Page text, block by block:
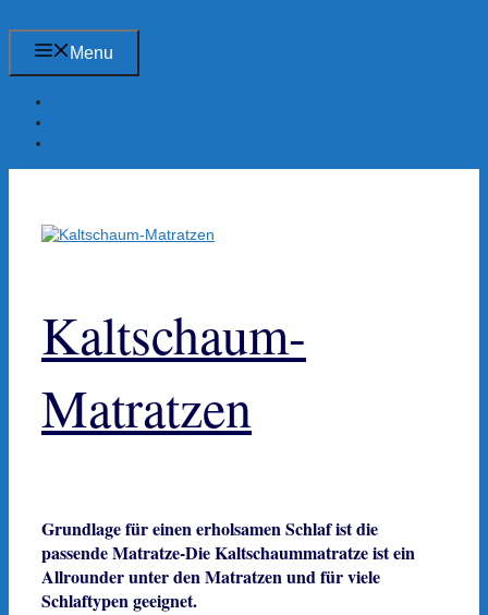
Menu
Kaltschaum-
Matratzen
Grundlage für einen erholsamen Schlaf ist die
passende Matratze-Die Kaltschaummatratze ist ein
Allrounder unter den Matratzen und für viele
Schlaftypen geeignet.